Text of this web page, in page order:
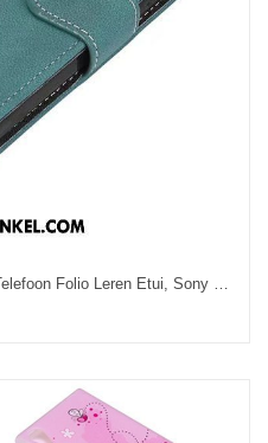
Sony Xperia E5 Hoesje Mobiele Telefoon Folio Leren Etui, Sony Xperia E5 Hoesje Bescherming Purper